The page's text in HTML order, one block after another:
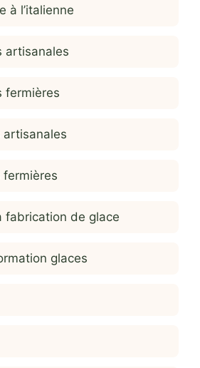
à l’italienne
artisanales
fermières
artisanales
fermières
fabrication de glace
glaces